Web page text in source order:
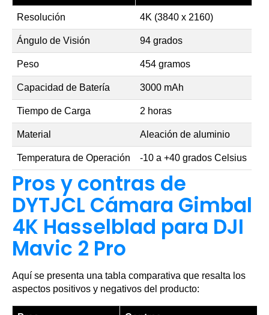
Resolución 4K (3840 x 2160)
Ángulo de Visión 94 grados
Peso 454 gramos
Capacidad de Batería 3000 mAh
Tiempo de Carga 2 horas
Material Aleación de aluminio
Temperatura de Operación -10 a +40 grados Celsius
Pros y contras de
DYTJCL Cámara Gimbal
4K Hasselblad para DJI
Mavic 2 Pro
Aquí se presenta una tabla comparativa que resalta los
aspectos positivos y negativos del producto: